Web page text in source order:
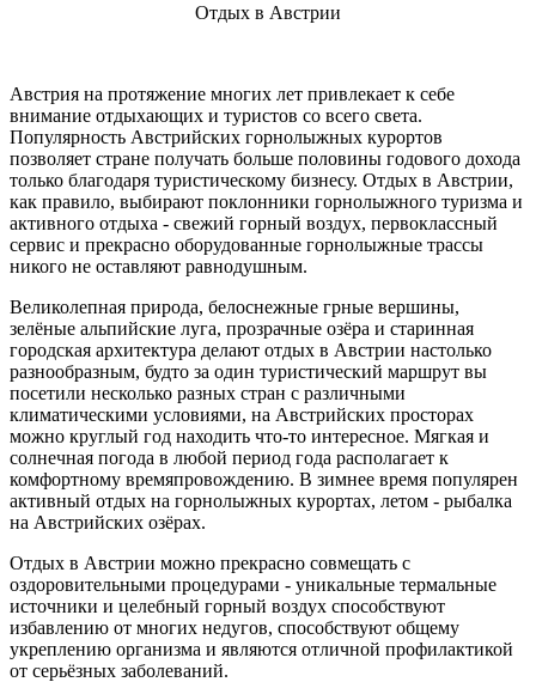
Отдых в Австрии
Австрия на протяжение многих лет привлекает к себе
внимание отдыхающих и туристов со всего света.
Популярность Австрийских горнолыжных курортов
позволяет стране получать больше половины годового дохода
только благодаря туристическому бизнесу. Отдых в Австрии,
как правило, выбирают поклонники горнолыжного туризма и
активного отдыха - свежий горный воздух, первоклассный
сервис и прекрасно оборудованные горнолыжные трассы
никого не оставляют равнодушным.
Великолепная природа, белоснежные грные вершины,
зелёные альпийские луга, прозрачные озёра и старинная
городская архитектура делают отдых в Австрии настолько
разнообразным, будто за один туристический маршрут вы
посетили несколько разных стран с различными
климатическими условиями, на Австрийских просторах
можно круглый год находить что-то интересное. Мягкая и
солнечная погода в любой период года располагает к
комфортному времяпровождению. В зимнее время популярен
активный отдых на горнолыжных курортах, летом - рыбалка
на Австрийских озёрах.
Отдых в Австрии можно прекрасно совмещать с
оздоровительными процедурами - уникальные термальные
источники и целебный горный воздух способствуют
избавлению от многих недугов, способствуют общему
укреплению организма и являются отличной профилактикой
от серьёзных заболеваний.